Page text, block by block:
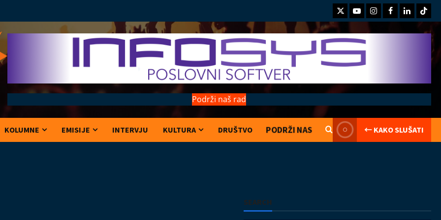
TwitterYoutubeInstagramFacebook
LinkedIn
Podrži naš rad
KOLUMNE EMISIJE INTERVJU KULTURA DRUŠTVO PODRŽI NAS ← KAKO SLUŠATI
SEARCH
Saranijagara
Introverzum ponovo osvojio Svemirski